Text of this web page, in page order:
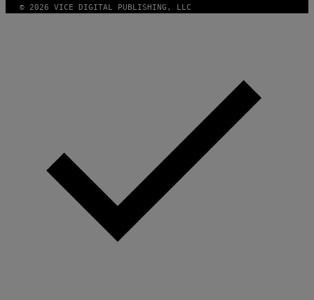
© 2026 VICE DIGITAL PUBLISHING, LLC